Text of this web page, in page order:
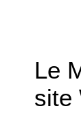
Le
site